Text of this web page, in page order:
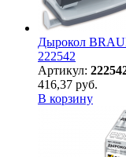
Дырокол
222542
Артикул:
416,37 руб.
В корзину